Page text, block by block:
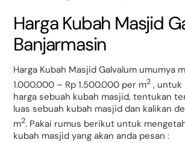
Harga Kubah Masjid
Banjarmasin
Harga Kubah Masjid Galvalum umumya
1.000.000 – Rp 1.500.000 per m2 , untuk
harga sebuah kubah masjid, tentukan
luas sebuah kubah masjid dan kalikan
m2. Pakai rumus berikut untuk
kubah masjid yang akan anda pesan :